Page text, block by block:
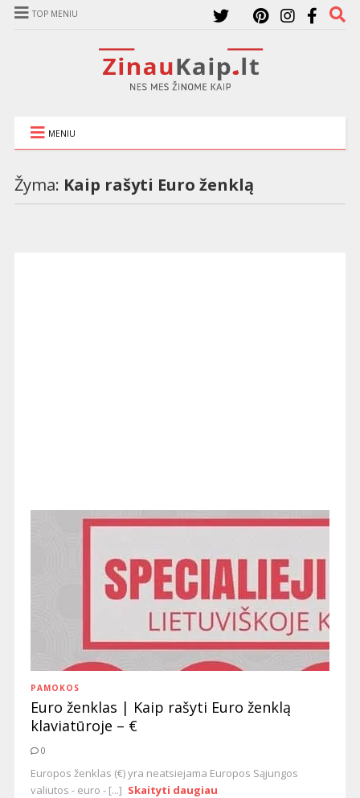
TOP MENIU
MENIU
Žyma: Kaip rašyti Euro ženklą
PAMOKOS
Euro ženklas | Kaip rašyti Euro ženklą
klaviatūroje – €
0
Europos ženklas (€) yra neatsiejama Europos Sąjungos
valiutos - euro - [...] Skaityti daugiau